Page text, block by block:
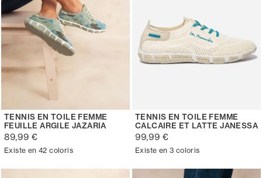
TENNIS EN TOILE FEMME
FEUILLE ARGILE JAZARIA
89,99 €
Existe en 42 coloris
TENNIS EN TOILE FEMME
CALCAIRE ET LATTE JANESSA
99,99 €
Existe en 3 coloris